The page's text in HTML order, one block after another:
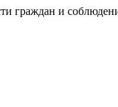
граждан и